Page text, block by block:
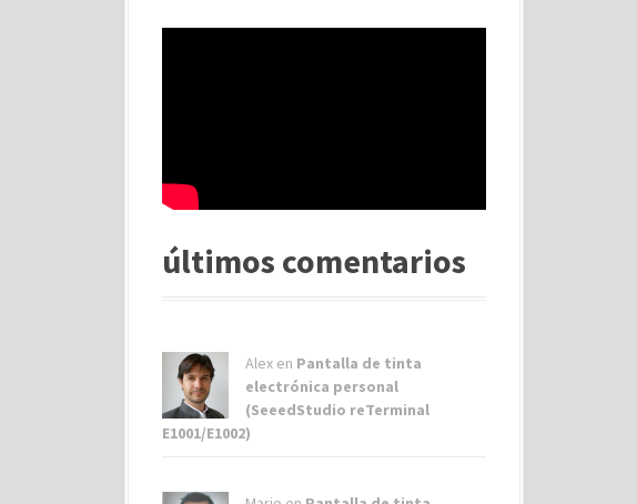
últimos comentarios
Alex en Pantalla de tinta
electrónica personal
(SeeedStudio reTerminal
E1001/E1002)